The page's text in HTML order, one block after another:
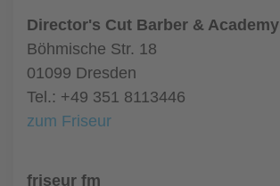
Director's Cut Barber & Academy
Böhmische Str. 18
01099 Dresden
Tel.: +49 351 8113446
zum Friseur
friseur fm